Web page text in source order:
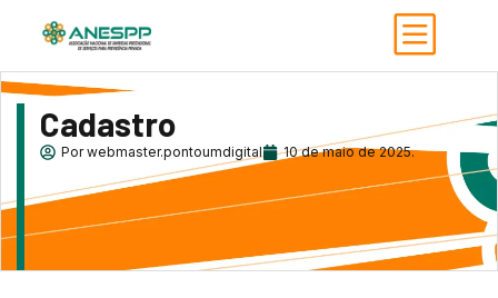
Cadastro
Porwebmaster.pontoumdigital 10 de maio de 2025.